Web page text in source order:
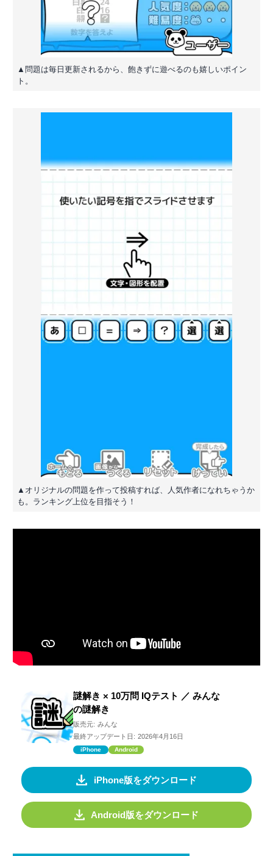
▲問題は毎日更新されるから、飽きずに遊べるのも嬉しいポイン
ト。
▲オリジナルの問題を作って投稿すれば、人気作者になれちゃうか
も。ランキング上位を目指そう！
謎解き × 10万問 IQテスト ／ みんな
の謎解き
販売元: みんな
最終アップデート日: 2026年4月16日
iPhone Android
iPhone版をダウンロード
Android版をダウンロード